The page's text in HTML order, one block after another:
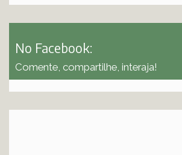
No Facebook:
Comente, compartilhe, interaja!